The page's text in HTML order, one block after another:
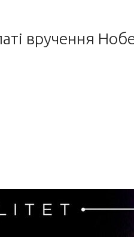
вручення